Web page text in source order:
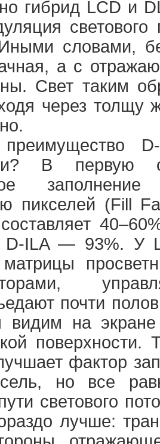
гибрид LCD и
светового
словами,
а с
Свет таким
через толщу
D-
В первую
пикселей (Fill
D-ILA — 93%. У
почти
на экране
поверхности.
фактор
но все
светового
лучше: